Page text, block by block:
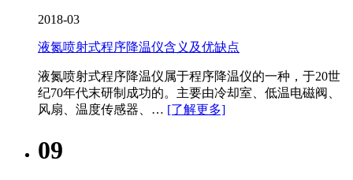
2018-03
液氮喷射式程序降温仪含义及优缺点
液氮喷射式程序降温仪​属于程序降温仪的一种，于20世
纪70年代末研制成功的。主要由冷却室、低温电磁阀、
风扇、温度传感器、… [了解更多]
09